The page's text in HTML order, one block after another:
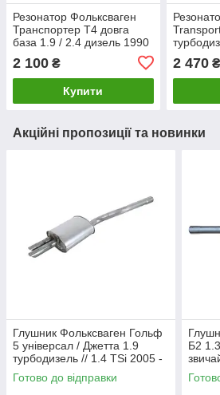
Резонатор Фольксваген
Транспортер T4 довга
база 1.9 / 2.4 дизель 1990
2 100 ₴
Купити
2 470₴
Акційні пропозиції та новинки
Глушник Фольксваген Гольф
5 універсал / Джетта 1.9
турбодизель // 1.4 TSi 2005 -
2010 рр Босал
Готово до відправки
Б2